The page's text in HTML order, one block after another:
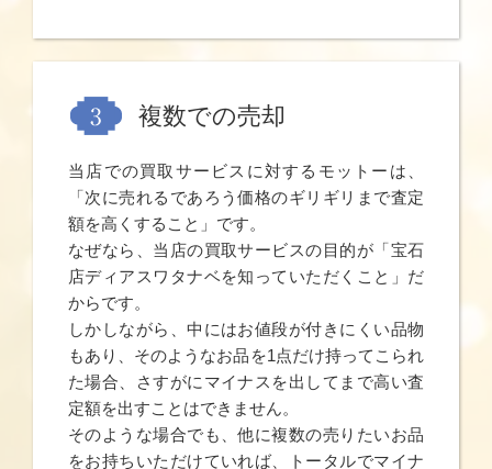
複数での売却
当店での買取サービスに対するモットーは、
「次に売れるであろう価格のギリギリまで査定
額を高くすること」です。
なぜなら、当店の買取サービスの目的が「宝石
店ディアスワタナベを知っていただくこと」だ
からです。
しかしながら、中にはお値段が付きにくい品物
もあり、そのようなお品を1点だけ持ってこられ
た場合、さすがにマイナスを出してまで高い査
定額を出すことはできません。
そのような場合でも、他に複数の売りたいお品
をお持ちいただけていれば、トータルでマイナ